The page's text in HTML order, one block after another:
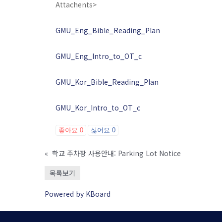
Attachents>
GMU_Eng_Bible_Reading_Plan
GMU_Eng_Intro_to_OT_c
GMU_Kor_Bible_Reading_Plan
GMU_Kor_Intro_to_OT_c
좋아요 0 싫어요 0
« 학교 주차장 사용안내: Parking Lot Notice
목록보기
Powered by KBoard